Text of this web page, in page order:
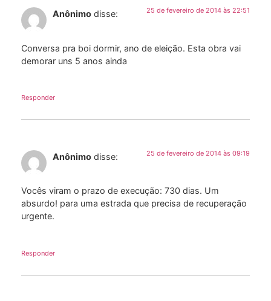
Anônimo disse: 25 de fevereiro de 2014 às 22:51
Conversa pra boi dormir, ano de eleição. Esta obra vai
demorar uns 5 anos ainda
Responder
Anônimo disse: 25 de fevereiro de 2014 às 09:19
Vocês viram o prazo de execução: 730 dias. Um
absurdo! para uma estrada que precisa de recuperação
urgente.
Responder